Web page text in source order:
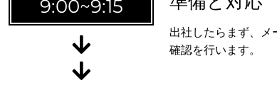
本・
9:00~9:15
出社したらまず、
確認を行います。